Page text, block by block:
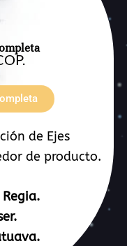
de Ejes
de producto.